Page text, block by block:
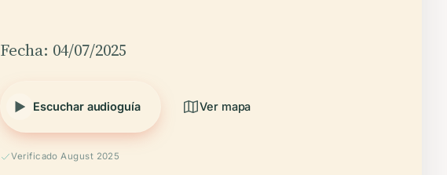
Fecha: 04/07/2025
Escuchar audioguía Ver mapa
Verificado August 2025